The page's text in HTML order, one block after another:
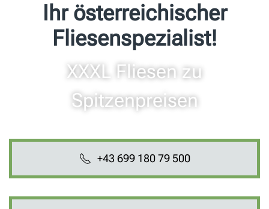
Ihr österreichischer
Fliesenspezialist!
XXXL Fliesen zu
Spitzenpreisen
+43 699 180 79 500